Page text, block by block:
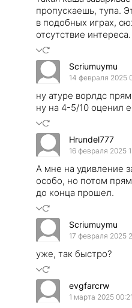
пропускаешь, тупа.
в подобных играх,
отсутствие
Scriumuymu
14 февраля 2025
ну атуре ворлдс
ну на 4-5/10 оценил
Hrundel777
16 февраля 2025
А мне на удивление
особо, но потом
до конца прошел.
Scriumuymu
17 февраля 2025
уже, так быстро?
evgfarcrw
1 марта 2025 00:21